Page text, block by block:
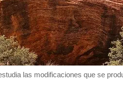
las modificaciones que se